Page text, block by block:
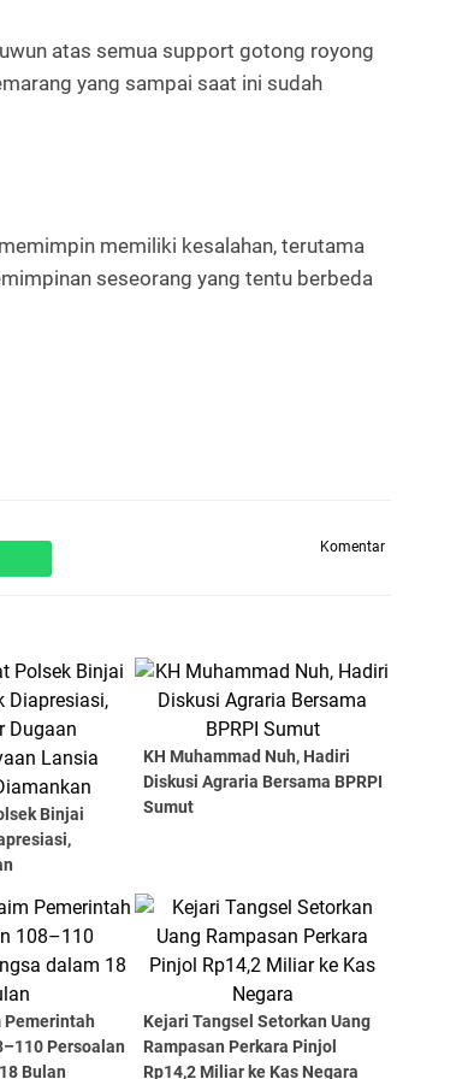
atas semua support gotong royong
yang sampai saat ini sudah
memiliki kesalahan, terutama
seseorang yang tentu berbeda
Komentar
Binjai
Berhasil
KH Muhammad Nuh, Hadiri
Diskusi Agraria Bersama BPRPI
Sumut
Pemerintah
Persoalan
Bulan
Kejari Tangsel Setorkan Uang
Rampasan Perkara Pinjol
Rp14,2 Miliar ke Kas Negara